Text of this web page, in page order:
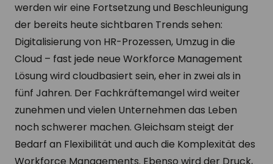
werden wir eine Fortsetzung und Beschleunigung
der bereits heute sichtbaren Trends sehen:
Digitalisierung von HR-Prozessen, Umzug in die
Cloud – fast jede neue Workforce Management
Lösung wird cloudbasiert sein, eher in zwei als in
fünf Jahren. Der Fachkräftemangel wird weiter
zunehmen und vielen Unternehmen das Leben
noch schwerer machen. Gleichsam steigt der
Bedarf an Flexibilität und auch die Komplexität des